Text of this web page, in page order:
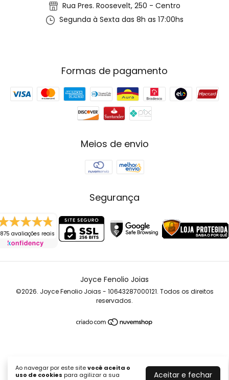
Ao navegar por este sitevocê aceita o
uso de cookies para agilizar a sua
Aceitar e fechar
Rua Pres. Roosevelt, 250 - Centro
Segunda à Sexta das 8h as 17:00hs
Formas de pagamento
Meios de envio
Segurança
avaliações reais
Joyce Fenolio Joias
©2026. Joyce Fenolio Joias - 10643287000121. Todos os direitos
reservados.